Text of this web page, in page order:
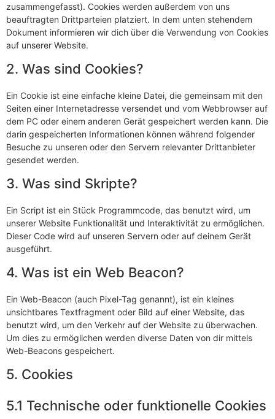
zusammengefasst). Cookies werden außerdem von uns
beauftragten Drittparteien platziert. In dem unten stehendem
Dokument informieren wir dich über die Verwendung von Cookies
auf unserer Website.
2. Was sind Cookies?
Ein Cookie ist eine einfache kleine Datei, die gemeinsam mit den
Seiten einer Internetadresse versendet und vom Webbrowser auf
dem PC oder einem anderen Gerät gespeichert werden kann. Die
darin gespeicherten Informationen können während folgender
Besuche zu unseren oder den Servern relevanter Drittanbieter
gesendet werden.
3. Was sind Skripte?
Ein Script ist ein Stück Programmcode, das benutzt wird, um
unserer Website Funktionalität und Interaktivität zu ermöglichen.
Dieser Code wird auf unseren Servern oder auf deinem Gerät
ausgeführt.
4. Was ist ein Web Beacon?
Ein Web-Beacon (auch Pixel-Tag genannt), ist ein kleines
unsichtbares Textfragment oder Bild auf einer Website, das
benutzt wird, um den Verkehr auf der Website zu überwachen.
Um dies zu ermöglichen werden diverse Daten von dir mittels
Web-Beacons gespeichert.
5. Cookies
5.1 Technische oder funktionelle Cookies